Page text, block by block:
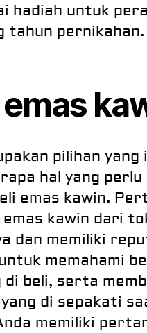
hadiah untuk
tahun pernikahan.
pilihan yang
hal yang perlu
emas kawin.
kawin dari
dan memiliki
memahami
di beli, serta
di sepakati
memiliki